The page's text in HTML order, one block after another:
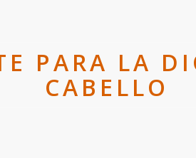
PARA LA
CABELLO